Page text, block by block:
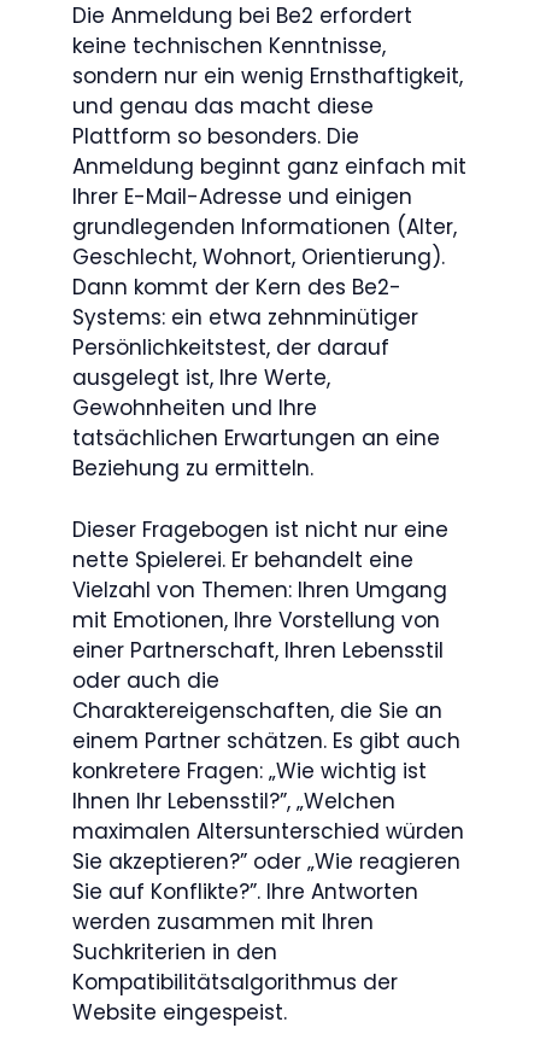
Die Anmeldung bei Be2 erfordert
keine technischen Kenntnisse,
sondern nur ein wenig Ernsthaftigkeit,
und genau das macht diese
Plattform so besonders. Die
Anmeldung beginnt ganz einfach mit
Ihrer E-Mail-Adresse und einigen
grundlegenden Informationen (Alter,
Geschlecht, Wohnort, Orientierung).
Dann kommt der Kern des Be2-
Systems: ein etwa zehnminütiger
Persönlichkeitstest, der darauf
ausgelegt ist, Ihre Werte,
Gewohnheiten und Ihre
tatsächlichen Erwartungen an eine
Beziehung zu ermitteln.
Dieser Fragebogen ist nicht nur eine
nette Spielerei. Er behandelt eine
Vielzahl von Themen: Ihren Umgang
mit Emotionen, Ihre Vorstellung von
einer Partnerschaft, Ihren Lebensstil
oder auch die
Charaktereigenschaften, die Sie an
einem Partner schätzen. Es gibt auch
konkretere Fragen: „Wie wichtig ist
Ihnen Ihr Lebensstil?”, „Welchen
maximalen Altersunterschied würden
Sie akzeptieren?” oder „Wie reagieren
Sie auf Konflikte?”. Ihre Antworten
werden zusammen mit Ihren
Suchkriterien in den
Kompatibilitätsalgorithmus der
Website eingespeist.